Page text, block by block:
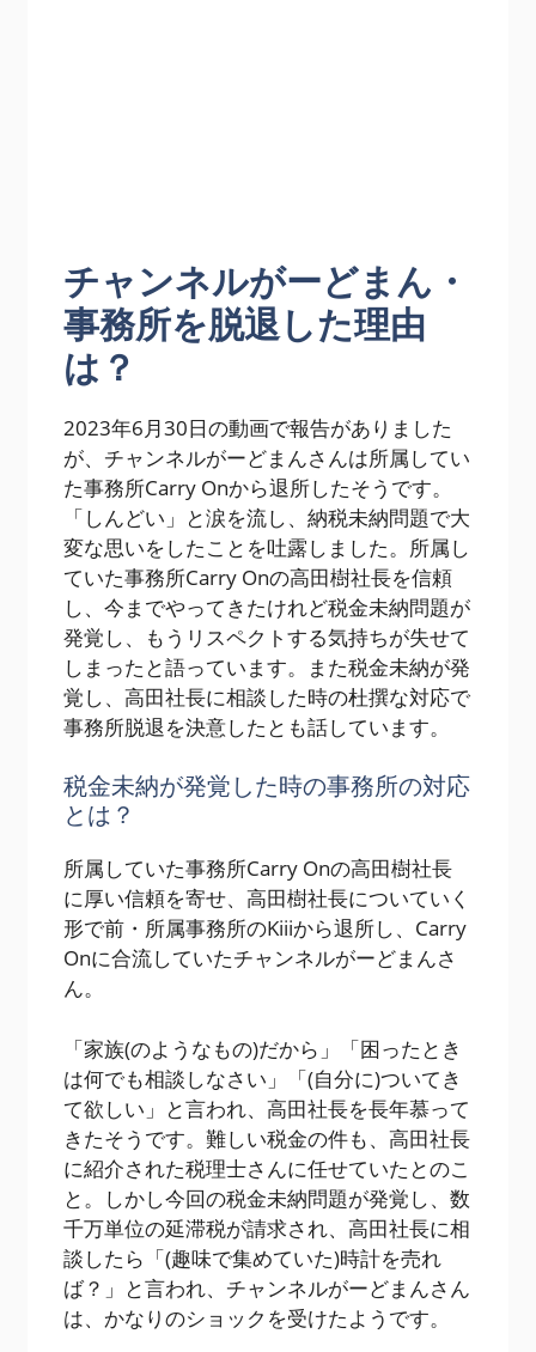
チャンネルがーどまん・
事務所を脱退した理由
は？
2023年6月30日の動画で報告がありました
が、チャンネルがーどまんさんは所属してい
た事務所Carry Onから退所したそうです。
「しんどい」と涙を流し、納税未納問題で大
変な思いをしたことを吐露しました。所属し
ていた事務所Carry Onの高田樹社長を信頼
し、今までやってきたけれど税金未納問題が
発覚し、もうリスペクトする気持ちが失せて
しまったと語っています。また税金未納が発
覚し、高田社長に相談した時の杜撰な対応で
事務所脱退を決意したとも話しています。
税金未納が発覚した時の事務所の対応
とは？
所属していた事務所Carry Onの高田樹社長
に厚い信頼を寄せ、高田樹社長についていく
形で前・所属事務所のKiiiから退所し、Carry
Onに合流していたチャンネルがーどまんさ
ん。
「家族(のようなもの)だから」「困ったとき
は何でも相談しなさい」「(自分に)ついてき
て欲しい」と言われ、高田社長を長年慕って
きたそうです。難しい税金の件も、高田社長
に紹介された税理士さんに任せていたとのこ
と。しかし今回の税金未納問題が発覚し、数
千万単位の延滞税が請求され、高田社長に相
談したら「(趣味で集めていた)時計を売れ
ば？」と言われ、チャンネルがーどまんさん
は、かなりのショックを受けたようです。